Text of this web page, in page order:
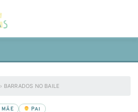
› BARRADOS NO BAILE
MÃE PAI